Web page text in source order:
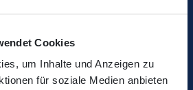
Cookies
um Inhalte und Anzeigen zu
für soziale Medien anbieten
der elektronischen
enthalten!